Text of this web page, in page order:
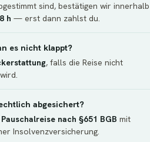
sind, bestätigen wir innerhalb
h — erst dann zahlst du.
es nicht klappt?
, falls die Reise nicht
abgesichert?
Pauschalreise nach §651 BGB mit
Insolvenzversicherung.